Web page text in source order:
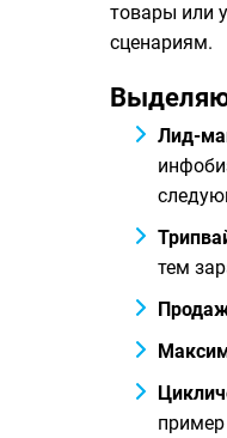
товары или
сценариям.
Лид-
тем